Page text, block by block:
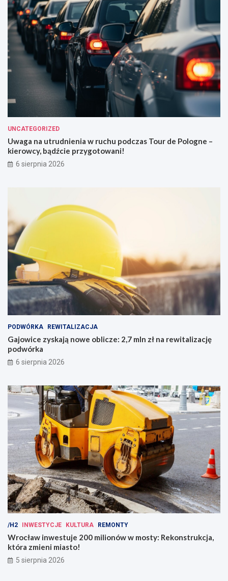
UNCATEGORIZED
Uwaga na utrudnienia w ruchu podczas Tour de Pologne –
kierowcy, bądźcie przygotowani!
6 sierpnia 2026
PODWÓRKA REWITALIZACJA
Gajowice zyskają nowe oblicze: 2,7 mln zł na rewitalizację
podwórka
6 sierpnia 2026
/H2 INWESTYCJE KULTURA REMONTY
Wrocław inwestuje 200 milionów w mosty: Rekonstrukcja,
która zmieni miasto!
5 sierpnia 2026